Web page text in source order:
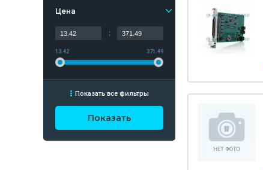
Цена
:
13.42 371.49
Показать все фильтры
Показать